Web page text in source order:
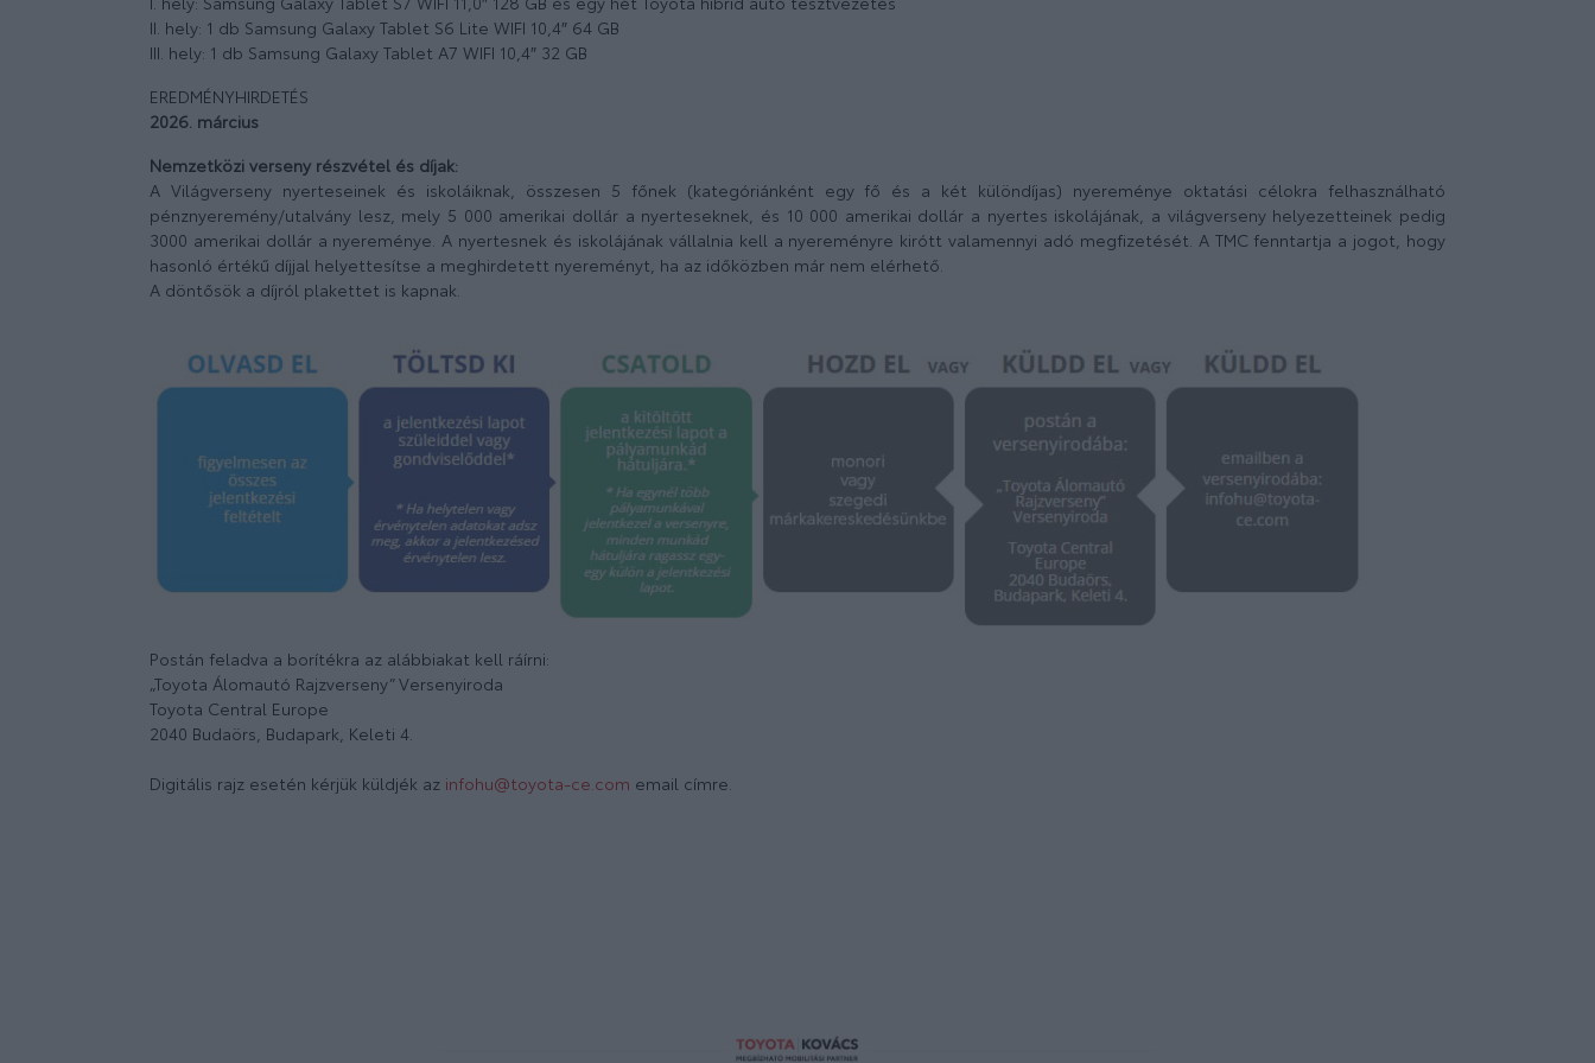
II. hely: 1 db Samsung Galaxy Tablet S6 Lite WIFI 10,4″ 64 GB
III. hely: 1 db Samsung Galaxy Tablet A7 WIFI 10,4″ 32 GB
EREDMÉNYHIRDETÉS
2026. március
Nemzetközi verseny részvétel és díjak:
A Világverseny nyerteseinek és iskoláiknak, összesen 5 főnek (kategóriánként egy fő és a két különdíjas) nyereménye oktatási célokra felhasználható
pénznyeremény/utalvány lesz, mely 5 000 amerikai dollár a nyerteseknek, és 10 000 amerikai dollár a nyertes iskolájának, a világverseny helyezetteinek pedig
3000 amerikai dollár a nyereménye. A nyertesnek és iskolájának vállalnia kell a nyereményre kirótt valamennyi adó megfizetését. A TMC fenntartja a jogot, hogy
hasonló értékű díjjal helyettesítse a meghirdetett nyereményt, ha az időközben már nem elérhető.
A döntősök a díjról plakettet is kapnak.
Postán feladva a borítékra az alábbiakat kell ráírni:
„Toyota Álomautó Rajzverseny” Versenyiroda
Toyota Central Europe
2040 Budaörs, Budapark, Keleti 4.
Digitális rajz esetén kérjük küldjék az infohu@toyota-ce.com email címre.